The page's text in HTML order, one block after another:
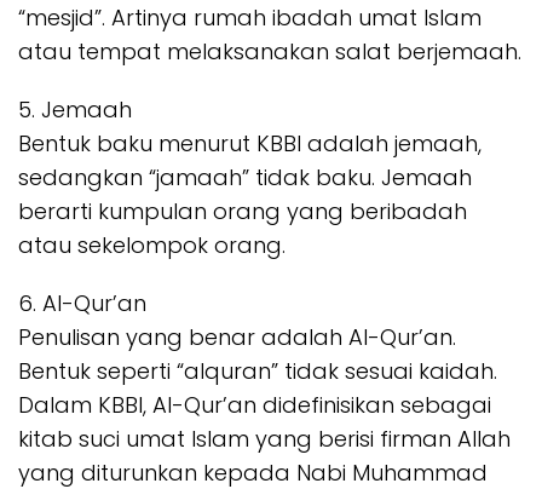
“mesjid”. Artinya rumah ibadah umat Islam
atau tempat melaksanakan salat berjemaah.
5. Jemaah
Bentuk baku menurut KBBI adalah jemaah,
sedangkan “jamaah” tidak baku. Jemaah
berarti kumpulan orang yang beribadah
atau sekelompok orang.
6. Al-Qur’an
Penulisan yang benar adalah Al-Qur’an.
Bentuk seperti “alquran” tidak sesuai kaidah.
Dalam KBBI, Al-Qur’an didefinisikan sebagai
kitab suci umat Islam yang berisi firman Allah
yang diturunkan kepada Nabi Muhammad